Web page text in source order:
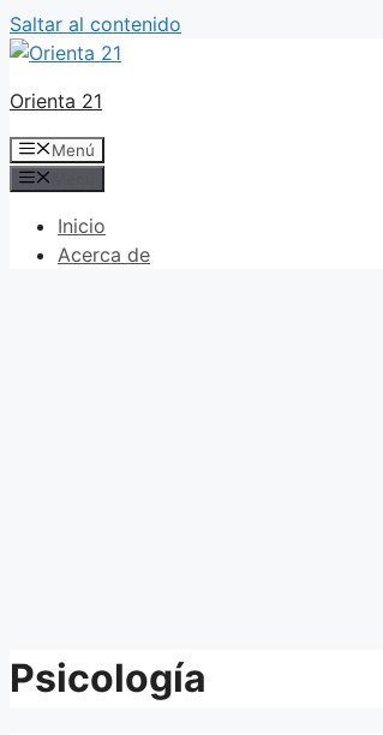
Saltar al contenido
Orienta 21
Menú
Inicio
Acerca de
Psicología